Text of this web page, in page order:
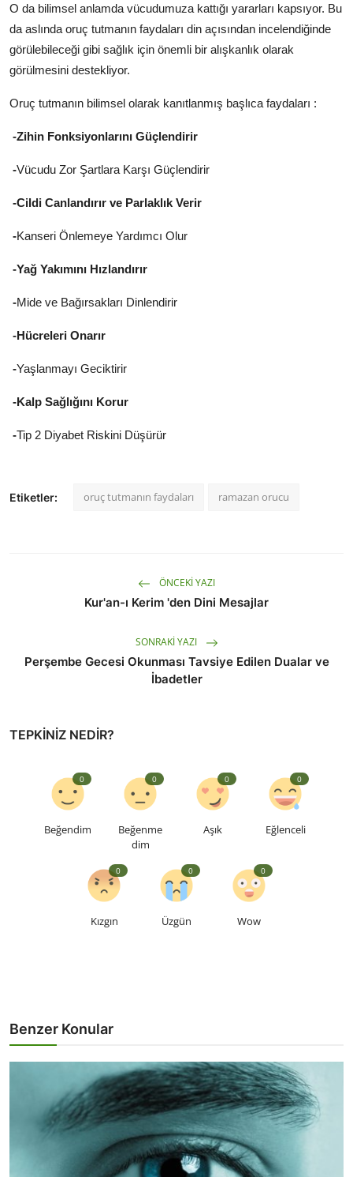
O da bilimsel anlamda vücudumuza kattığı yararları kapsıyor. Bu
da aslında oruç tutmanın faydaları din açısından incelendiğinde
görülebileceği gibi sağlık için önemli bir alışkanlık olarak
görülmesini destekliyor.
Oruç tutmanın bilimsel olarak kanıtlanmış başlıca faydaları :
-Zihin Fonksiyonlarını Güçlendirir
-Vücudu Zor Şartlara Karşı Güçlendirir
-Cildi Canlandırır ve Parlaklık Verir
-Kanseri Önlemeye Yardımcı Olur
-Yağ Yakımını Hızlandırır
-Mide ve Bağırsakları Dinlendirir
-Hücreleri Onarır
-Yaşlanmayı Geciktirir
-Kalp Sağlığını Korur
-Tip 2 Diyabet Riskini Düşürür
Etiketler: oruç tutmanın faydaları ramazan orucu
ÖNCEKI YAZI
Kur'an-ı Kerim 'den Dini Mesajlar
SONRAKI YAZI
Perşembe Gecesi Okunması Tavsiye Edilen Dualar ve
İbadetler
TEPKINIZ NEDIR?
Beğendim
0
Beğenme
dim
0
Aşık
0
Eğlenceli
0
Kızgın
0
Üzgün
0
Wow
0
Benzer Konular